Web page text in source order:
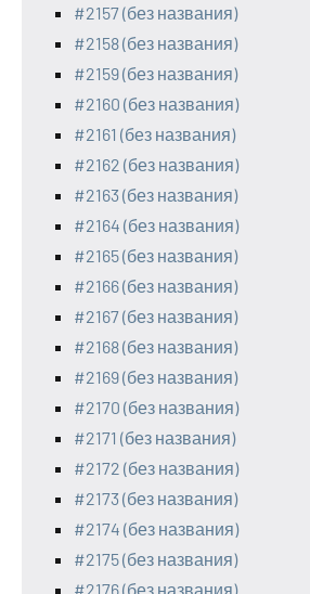
#2157 (без названия)
#2158 (без названия)
#2159 (без названия)
#2160 (без названия)
#2161 (без названия)
#2162 (без названия)
#2163 (без названия)
#2164 (без названия)
#2165 (без названия)
#2166 (без названия)
#2167 (без названия)
#2168 (без названия)
#2169 (без названия)
#2170 (без названия)
#2171 (без названия)
#2172 (без названия)
#2173 (без названия)
#2174 (без названия)
#2175 (без названия)
#2176 (без названия)